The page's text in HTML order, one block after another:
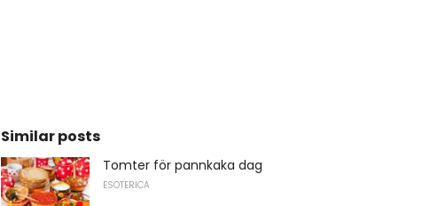
Similar posts
Tomter för pannkaka dag
ESOTERICA